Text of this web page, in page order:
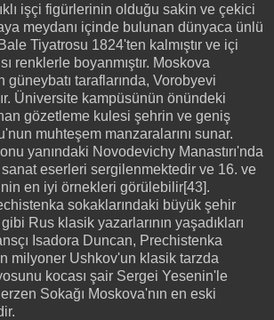
işçi figürlerinin olduğu sakin ve çekici
meydanı içinde bulunan dünyaca ünlü
Tiyatrosu 1824'ten kalmıştır ve içi
renklerle boyanmıştır. Moskova
güneybatı taraflarında, Vorobyevi
Üniversite kampüsünün önündeki
gözetleme kulesi şehrin ve geniş
muhteşem manzaralarını sunar.
yanındaki Novodevichy Manastırı'nda
eserleri sergilenmektedir ve 16. ve
en iyi örnekleri görülebilir[43].
sokaklarındaki büyük şehir
Rus klasik yazarlarının yaşadıkları
Isadora Duncan, Prechistenka
milyoner Ushkov'un klasik tarzda
kocası şair Sergei Yesenin'le
Sokağı Moskova'nın en eski